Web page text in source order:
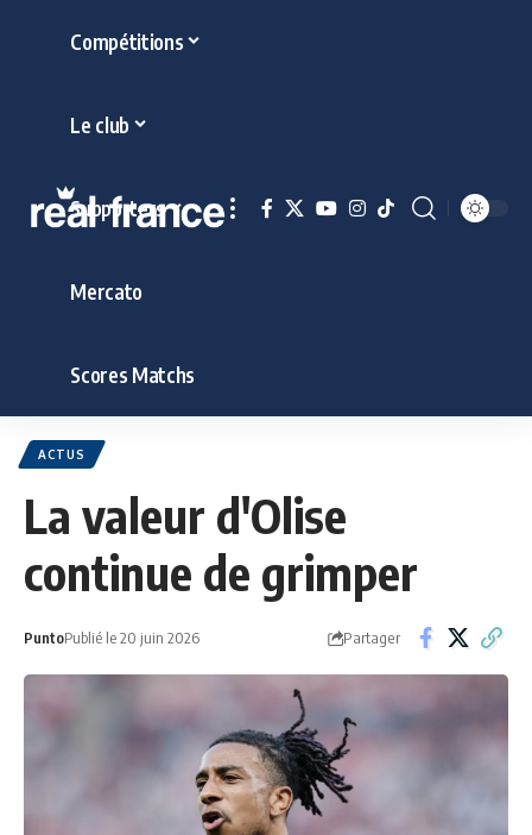
Compétitions
Le club
Supporters
Mercato
Scores Matchs
ACTUS
La valeur d'Olise
continue de grimper
PuntoPublié le 20 juin 2026 Partager